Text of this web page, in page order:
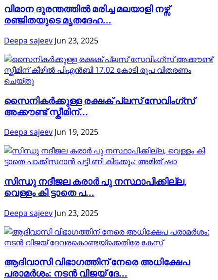
വിമാന ദുരന്തത്തിൽ മരിച്ച മലയാളി നഴ്സ്
രഞ്ജിതയുടെ മൃതദേഹ...
Deepa sajeev Jun 23, 2025
സൈനികർക്കുള്ള രക്ഷക് പ്ലസ് സേവിംഗ്സ്
അക്കൗണ്ട് സ്കീമിന്...
Deepa sajeev Jun 19, 2025
സിന്ധു നദീജല കരാർ പു നസ്ഥാപിക്കില്ല,
വെള്ളം കി ട്ടാതെ പ...
Deepa sajeev Jun 23, 2025
ആദിവാസി വിഭാഗത്തിന് നേരെ അധിക്ഷേപ
പരാമർശം: നടൻ വിജയ് ദേ...